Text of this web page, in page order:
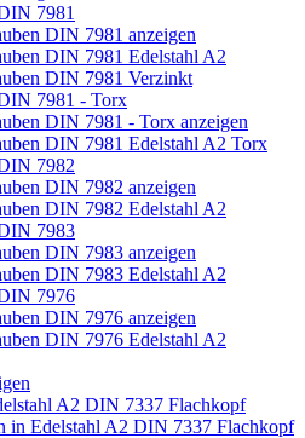
7981
DIN 7981 anzeigen
DIN 7981 Edelstahl A2
DIN 7981 Verzinkt
7981 - Torx
DIN 7981 - Torx anzeigen
DIN 7981 Edelstahl A2 Torx
7982
DIN 7982 anzeigen
DIN 7982 Edelstahl A2
7983
DIN 7983 anzeigen
DIN 7983 Edelstahl A2
7976
DIN 7976 anzeigen
DIN 7976 Edelstahl A2
A2 DIN 7337 Flachkopf
in Edelstahl A2 DIN 7337 Flachkopf